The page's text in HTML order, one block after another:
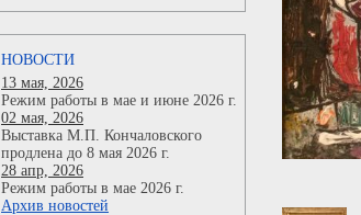
НОВОСТИ
13 мая, 2026
Режим работы в мае и июне 2026 г.
02 мая, 2026
Выставка М.П. Кончаловского
продлена до 8 мая 2026 г.
28 апр, 2026
Режим работы в мае 2026 г.
Архив новостей